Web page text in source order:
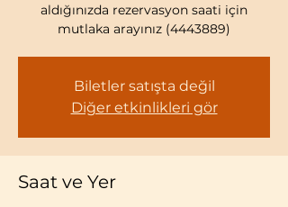
aldığınızda rezervasyon saati için
mutlaka arayınız (4443889)
Biletler satışta değil
Diğer etkinlikleri gör
Saat ve Yer